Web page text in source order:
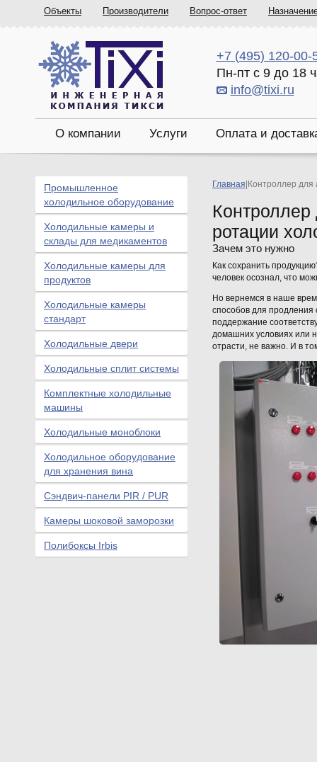
Объекты Производители Вопрос-ответ
+7 (495) 120-00-
Пн-пт с 9 до 18
info@tixi.ru
О компании Услуги Оплата и
Главная Контроллер для
Контроллер
ротации
Зачем это нужно
Как сохранить
человек осознал, что
Но вернемся в наше
способов для
поддержание
домашних условиях или
отрасти, не важно. И в
Промышленное
холодильное оборудование
Холодильные камеры и
склады для медикаментов
Холодильные камеры для
продуктов
Холодильные камеры
стандарт
Холодильные двери
Холодильные сплит системы
Комплектные холодильные
машины
Холодильные моноблоки
Холодильное оборудование
для хранения вина
Сэндвич-панели PIR / PUR
Камеры шоковой заморозки
Полибоксы Irbis